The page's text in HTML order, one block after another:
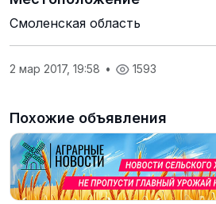
Смоленская область
2 мар 2017, 19:58 • 1593
Похожие объявления